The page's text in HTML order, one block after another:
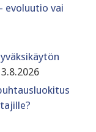
evoluutio vai
3.8.2026